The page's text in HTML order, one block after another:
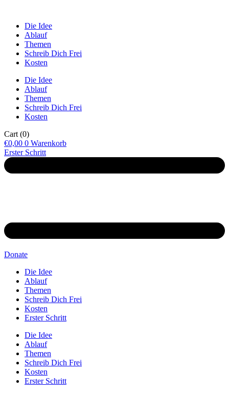
Die Idee
Ablauf
Themen
Schreib Dich Frei
Kosten
Die Idee
Ablauf
Themen
Schreib Dich Frei
Kosten
Cart (0)
€0,00 0 Warenkorb
Erster Schritt
Donate
Die Idee
Ablauf
Themen
Schreib Dich Frei
Kosten
Erster Schritt
Die Idee
Ablauf
Themen
Schreib Dich Frei
Kosten
Erster Schritt